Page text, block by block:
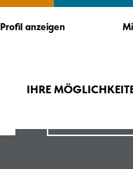
Profil anzeigen
IHRE